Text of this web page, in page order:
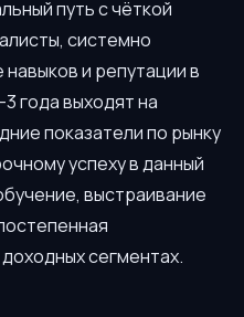
путь с чёткой
системно
и репутации в
года выходят на
показатели по рынку
успеху в данный
выстраивание
сегментах.